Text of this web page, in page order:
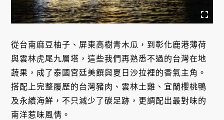
從台南麻豆柚子、屏東高樹青木瓜，到彰化鹿港薄荷
與雲林虎尾九層塔，這些我們再熟悉不過的台灣在地
蔬果，成了泰國宮廷美饌與夏日沙拉裡的香氣主角。
搭配上完整履歷的台灣豬肉、雲林土雞、宜蘭櫻桃鴨
及永續海鮮，不只減少了碳足跡，更調配出最對味的
南洋惹味風情。